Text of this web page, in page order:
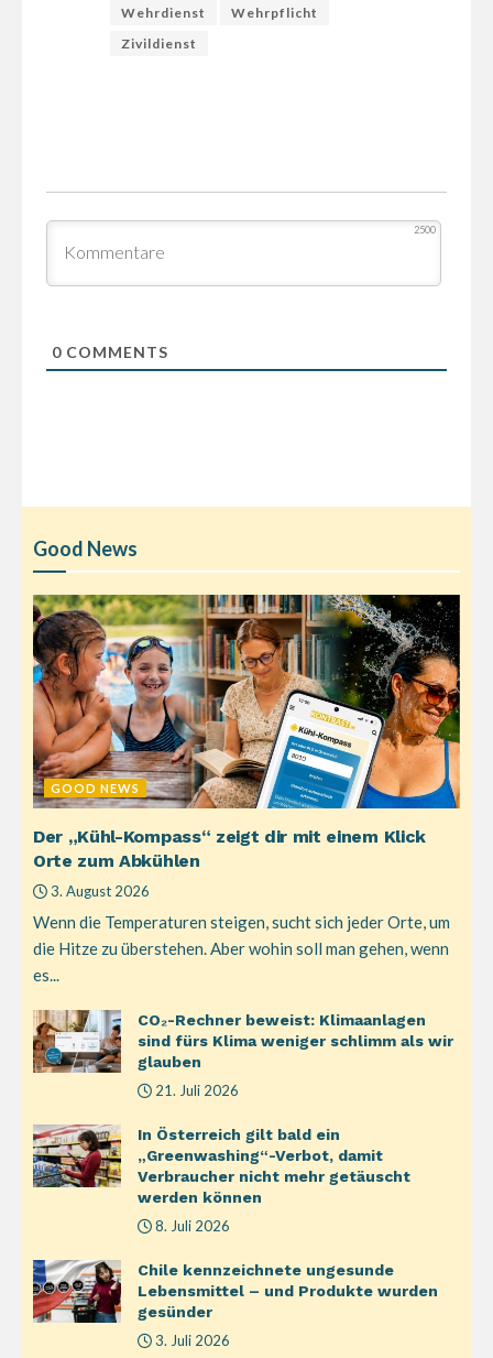
Wehrdienst
Wehrpflicht
Zivildienst
2500
0COMMENTS
Good News
GOOD NEWS
Der „Kühl-Kompass“ zeigt dir mit einem Klick
Orte zum Abkühlen
3. August 2026
Wenn die Temperaturen steigen, sucht sich jeder Orte, um
die Hitze zu überstehen. Aber wohin soll man gehen, wenn
es...
CO₂-Rechner beweist: Klimaanlagen
sind fürs Klima weniger schlimm als wir
glauben
21. Juli 2026
In Österreich gilt bald ein
„Greenwashing“-Verbot, damit
Verbraucher nicht mehr getäuscht
werden können
8. Juli 2026
Chile kennzeichnete ungesunde
Lebensmittel – und Produkte wurden
gesünder
3. Juli 2026